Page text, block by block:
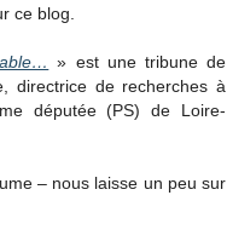
ce blog.
» est une tribune de
directrice de recherches à
députée (PS) de Loire-
– nous laisse un peu sur